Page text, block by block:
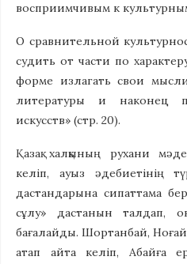
восприимчивым к
О сравнительной
судить от части по
форме излагать свои
литературы и наконец
искусств» (стр. 20).
Қазақ халқының рухани
келіп, ауыз әдебиетінің
дастандарына сипаттама
сұлу» дастанын талдап,
бағалайды. Шортанбай,
атап айта келіп, Абайға